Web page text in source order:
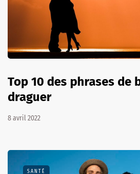
Top 10 des phrases de
draguer
8 avril 2022
SANTÉ